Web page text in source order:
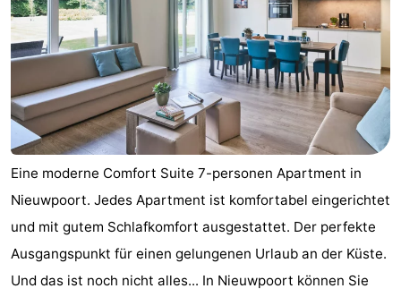
aan
Westende
Hotels
(mit
Frühstück)
Lastminutes
Strand
Sehen
&
tun
-
Museen
-
Eine moderne Comfort Suite 7-personen Apartment in
Nieuwpoort. Jedes Apartment ist komfortabel eingerichtet
und mit gutem Schlafkomfort ausgestattet. Der perfekte
Ausgangspunkt für einen gelungenen Urlaub an der Küste.
Und das ist noch nicht alles... In Nieuwpoort können Sie